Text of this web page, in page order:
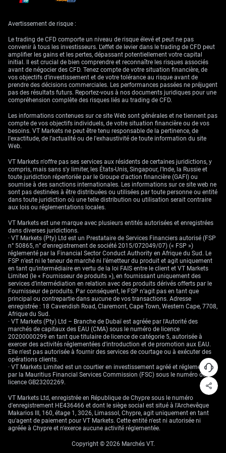
dollar américain. Nous recommandons l’achat d’options de vente (puts)
plafonnant le risque. Cette vue est étayée par la position délicate de la
Banque d’Angleterre, qui n’a vu l’inflation revenir à son objectif de 2%
que récemment, après une longue lutte.
Les données américaines de cette semaine sur les dépenses de
consommation personnelle (PCE) constitueront un catalyseur
déterminant. De récents chiffres du Bureau of Economic Analysis ont
montré que le PCE sous-jacent reste tenace, évoluant autour de 2,8% sur
un an. Une nouvelle publication robuste soutiendrait le dollar et pourrait
Nous devenons également plus prudents sur le cross GBP/JPY, très
sensible aux variations de l’appétit pour le risque global. L’instabilité
politique en Grande-Bretagne contraste avec la trajectoire lente mais
régulière de la Banque du Japon vers une normalisation de sa politique
sur tout rebond de la paire.
Avertissement de risque :
Le trading de CFD comporte un niveau de risque élevé et peut ne pas
convenir à tous les investisseurs. L'effet de levier dans le trading de CFD peut
amplifier les gains et les pertes, dépassant potentiellement votre capital
initial. Il est crucial de bien comprendre et reconnaître les risques associés
avant de négocier des CFD. Tenez compte de votre situation financière, de
vos objectifs d’investissement et de votre tolérance au risque avant de
prendre des décisions commerciales. Les performances passées ne préjugent
pas des résultats futurs. Reportez-vous à nos documents juridiques pour une
compréhension complète des risques liés au trading de CFD.
Les informations contenues sur ce site Web sont générales et ne tiennent pas
compte de vos objectifs individuels, de votre situation financière ou de vos
besoins. VT Markets ne peut être tenu responsable de la pertinence, de
l'exactitude, de l'actualité ou de l'exhaustivité de toute information du site
Web.
VT Markets n'offre pas ses services aux résidents de certaines juridictions, y
compris, mais sans s'y limiter, les États-Unis, Singapour, l'Inde, la Russie et
toute juridiction répertoriée par le Groupe d'action financière (GAFI) ou
soumise à des sanctions internationales. Les informations sur ce site web ne
sont pas destinées à être distribuées ou utilisées par toute personne ou entité
dans toute juridiction où une telle distribution ou utilisation serait contraire
aux lois ou réglementations locales.
VT Markets est une marque avec plusieurs entités autorisées et enregistrées
dans diverses juridictions.
· VT Markets (Pty) Ltd est un Prestataire de Services Financiers autorisé (FSP
n° 50865, n° d’enregistrement de société 2015/072049/07) (« FSP »)
réglementé par la Financial Sector Conduct Authority en Afrique du Sud. Le
FSP n’est ni le teneur de marché ni l’émetteur du produit et agit uniquement
en tant qu’intermédiaire en vertu de la loi FAIS entre le client et VT Markets
Limited (le « Fournisseur de produits »), en fournissant uniquement des
services d’intermédiation en relation avec des produits dérivés offerts par le
Fournisseur de produits. Par conséquent, le FSP n’agit pas en tant que
principal ou contrepartie dans aucune de vos transactions. Adresse
enregistrée : 18 Cavendish Road, Claremont, Cape Town, Western Cape, 7708,
Afrique du Sud.
· VT Markets (Pty) Ltd – Branche de Dubaï est agréée par l'Autorité des
marchés de capitaux des EAU (CMA) sous le numéro de licence
20200000299 en tant que titulaire de licence de catégorie 5, autorisée à
exercer des activités réglementées d'introduction et de promotion aux EAU.
Elle n'est pas autorisée à fournir des services de courtage ou à exécuter des
opérations clients.
· VT Markets Limited est un courtier en investissement agréé et réglementé
par la Mauritius Financial Services Commission (FSC) sous le numéro de
licence GB23202269.
VT Markets Ltd, enregistrée en République de Chypre sous le numéro
d'enregistrement HE436466 et dont le siège social est situé à l'Archevêque
Makarios III, 160, étage 1, 3026, Limassol, Chypre, agit uniquement en tant
qu'agent de paiement pour VT Markets. Cette entité n'est ni autorisée ni
agréée à Chypre et n'exerce aucune activité réglementée.
Copyright © 2026 Marchés VT.